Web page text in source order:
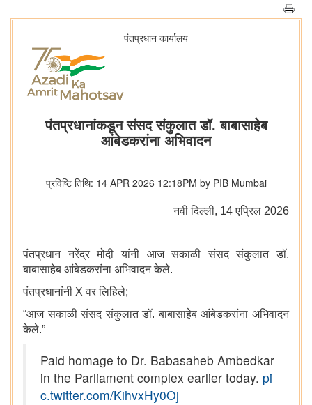
पंतप्रधान कार्यालय
पंतप्रधानांकडून संसद संकुलात डॉ. बाबासाहेब
आंबेडकरांना अभिवादन
प्रविष्टि तिथि: 14 APR 2026 12:18PM by PIB Mumbai
नवी दिल्‍ली, 14 एप्रिल 2026
पंतप्रधान नरेंद्र मोदी यांनी आज सकाळी संसद संकुलात डॉ.
बाबासाहेब आंबेडकरांना अभिवादन केले.
पंतप्रधानांनी X वर लिहिले;
“आज सकाळी संसद संकुलात डॉ. बाबासाहेब आंबेडकरांना अभिवादन
केले.”
Paid homage to Dr. Babasaheb Ambedkar
in the Parliament complex earlier today. pi
c.twitter.com/KihvxHy0Oj